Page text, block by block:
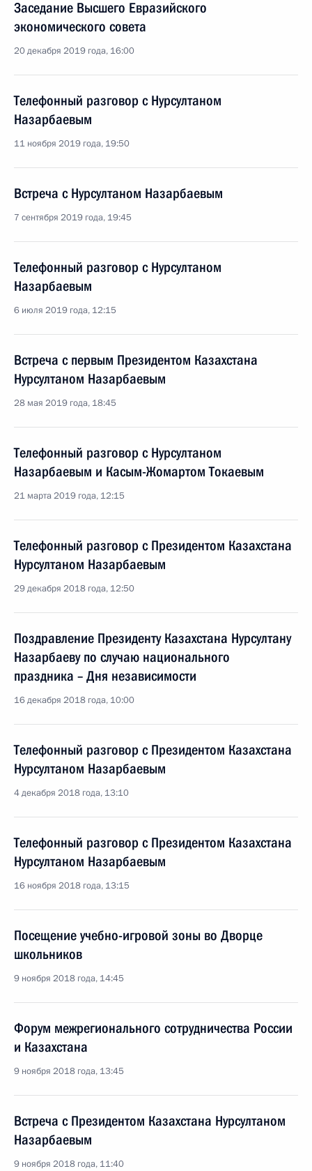
Заседание Высшего Евразийского
экономического совета
20 декабря 2019 года, 16:00
Телефонный разговор с Нурсултаном
Назарбаевым
11 ноября 2019 года, 19:50
Встреча с Нурсултаном Назарбаевым
7 сентября 2019 года, 19:45
Телефонный разговор с Нурсултаном
Назарбаевым
6 июля 2019 года, 12:15
Встреча с первым Президентом Казахстана
Нурсултаном Назарбаевым
28 мая 2019 года, 18:45
Телефонный разговор с Нурсултаном
Назарбаевым и Касым-Жомартом Токаевым
21 марта 2019 года, 12:15
Телефонный разговор с Президентом Казахстана
Нурсултаном Назарбаевым
29 декабря 2018 года, 12:50
Поздравление Президенту Казахстана Нурсултану
Назарбаеву по случаю национального
праздника – Дня независимости
16 декабря 2018 года, 10:00
Телефонный разговор с Президентом Казахстана
Нурсултаном Назарбаевым
4 декабря 2018 года, 13:10
Телефонный разговор с Президентом Казахстана
Нурсултаном Назарбаевым
16 ноября 2018 года, 13:15
Посещение учебно-игровой зоны во Дворце
школьников
9 ноября 2018 года, 14:45
Форум межрегионального сотрудничества России
и Казахстана
9 ноября 2018 года, 13:45
Встреча с Президентом Казахстана Нурсултаном
Назарбаевым
9 ноября 2018 года, 11:40